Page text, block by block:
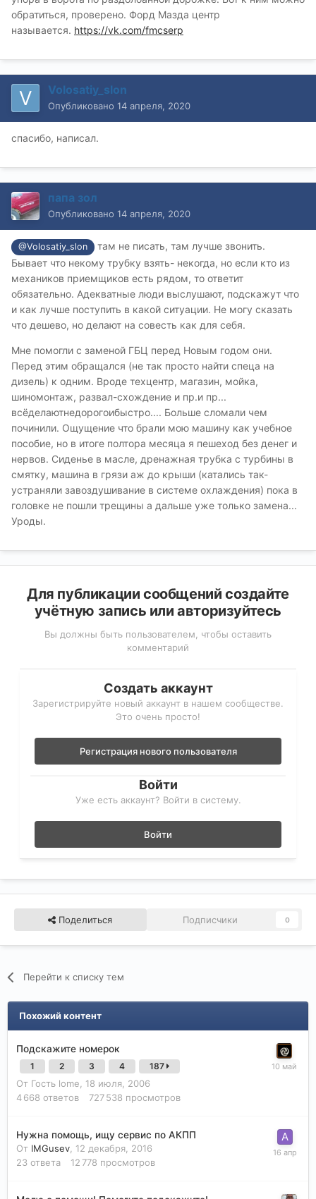
обратиться, проверено. Форд Мазда центр
называется. https://vk.com/fmcserp
Volosatiy_slon
Опубликовано 14 апреля, 2020
спасибо, написал.
папа зол
Опубликовано 14 апреля, 2020
@Volosatiy_slon
там не писать, там лучше звонить.
Бывает что некому трубку взять- некогда, но если кто из
механиков приемщиков есть рядом, то ответит
обязательно. Адекватные люди выслушают, подскажут что
и как лучше поступить в какой ситуации. Не могу сказать
что дешево, но делают на совесть как для себя.
Мне помогли с заменой ГБЦ перед Новым годом они.
Перед этим обращался (не так просто найти спеца на
дизель) к одним. Вроде техцентр, магазин, мойка,
шиномонтаж, развал-схождение и пр.и пр...
всёделаютнедорогоибыстро.... Больше сломали чем
починили. Ощущение что брали мою машину как учебное
пособие, но в итоге полтора месяца я пешеход без денег и
нервов. Сиденье в масле, дренажная трубка с турбины в
смятку, машина в грязи аж до крыши (катались так-
устраняли завоздушивание в системе охлаждения) пока в
головке не пошли трещины а дальше уже только замена...
Уроды.
Для публикации сообщений создайте
учётную запись или авторизуйтесь
Вы должны быть пользователем, чтобы оставить
комментарий
Создать аккаунт
Зарегистрируйте новый аккаунт в нашем сообществе.
Это очень просто!
Регистрация нового пользователя
Войти
Уже есть аккаунт? Войти в систему.
Войти
Поделиться Подписчики 0
Перейти к списку тем
Похожий контент
Подскажите номерок
1 2 3 4 187
От Гость lome, 18 июля, 2006
4 668 ответов 727 538 просмотров
Нужна помощь, ищу сервис по АКПП
От IMGusev 12 декабря, 2016
23 ответа 12 778 просмотров